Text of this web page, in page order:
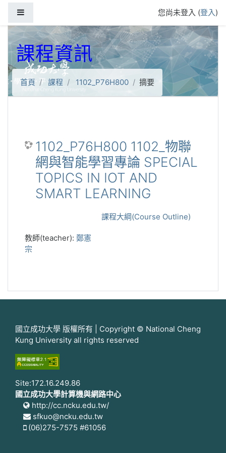
您尚未登入 (登入)
課程資訊
首頁 課程 1102_P76H800 摘要
1102_P76H800 1102_物聯
網與智能學習專論 SPECIAL
TOPICS IN IOT AND
SMART LEARNING
課程大綱(Course Outline)
教師(teacher): 鄭憲
宗
國立成功大學 版權所有 | Copyright © National Cheng
Kung University all rights reserved
Site:172.16.249.86
國立成功大學計算機與網路中心
http://cc.ncku.edu.tw/
sfkuo@ncku.edu.tw
(06)275-7575 #61056